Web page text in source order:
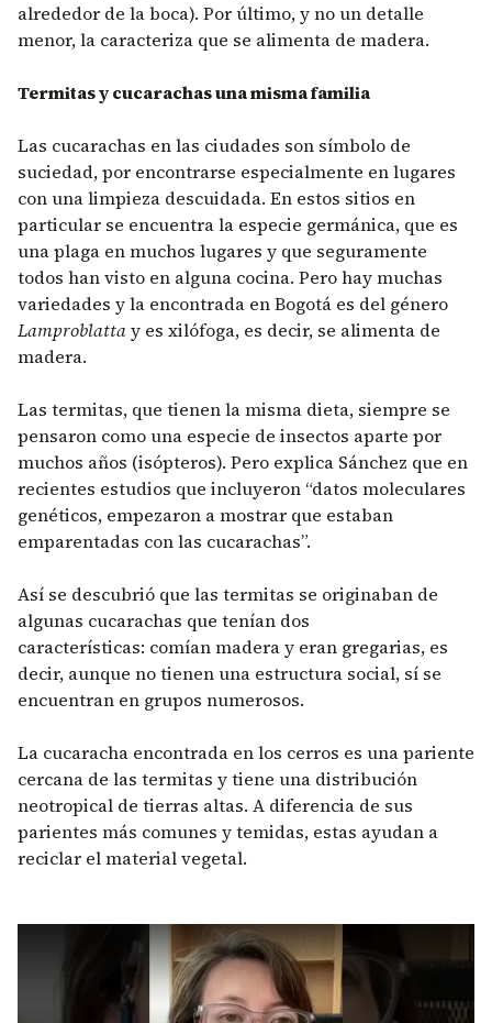
alrededor de la boca). Por último, y no un detalle
menor, la caracteriza que se alimenta de madera.
Termitas y cucarachas una misma familia
Las cucarachas en las ciudades son símbolo de
suciedad, por encontrarse especialmente en lugares
con una limpieza descuidada. En estos sitios en
particular se encuentra la especie germánica, que es
una plaga en muchos lugares y que seguramente
todos han visto en alguna cocina. Pero hay muchas
variedades y la encontrada en Bogotá es del género
Lamproblattay es xilófoga, es decir, se alimenta de
madera.
Las termitas, que tienen la misma dieta, siempre se
pensaron como una especie de insectos aparte por
muchos años (isópteros). Pero explica Sánchez que en
recientes estudios que incluyeron “datos moleculares
genéticos, empezaron a mostrar que estaban
emparentadas con las cucarachas”.
Así se descubrió que las termitas se originaban de
algunas cucarachas que tenían dos
características: comían madera y eran gregarias, es
decir, aunque no tienen una estructura social, sí se
encuentran en grupos numerosos.
La cucaracha encontrada en los cerros es una pariente
cercana de las termitas y tiene una distribución
neotropical de tierras altas. A diferencia de sus
parientes más comunes y temidas, estas ayudan a
reciclar el material vegetal.
Remote video URL